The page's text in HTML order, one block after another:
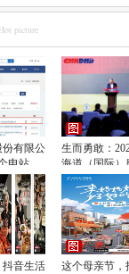
picture
份有限公
电站
生而勇敢：
海道（国际）
抖音生活
这个母亲节，